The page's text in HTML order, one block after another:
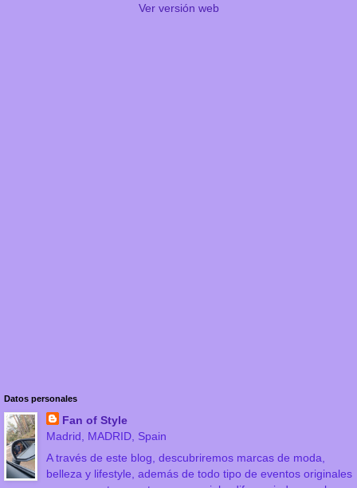
Ver versión web
Datos personales
Fan of Style
Madrid, MADRID, Spain
A través de este blog, descubriremos marcas de moda,
belleza y lifestyle, además de todo tipo de eventos originales